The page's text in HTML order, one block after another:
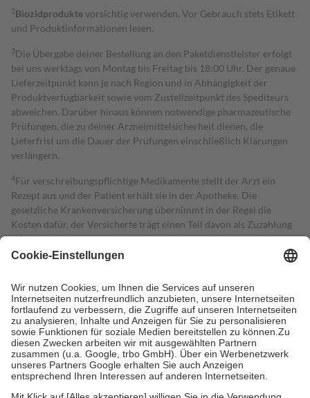
2Biozidproduktevorsichtig verwenden. Vor Gebrauch stets Etikett
und Produktinformationen lesen.
3Die Übergabe deiner Bestellung an den Paketdienstleister erfolgt
bei uns werktags von Montag bis Freitag bis 18:00 Uhr. Der genaue
Lieferzeitpunkt kann je nach Region und in Abhängigkeit der
Produktverfügbarkeit sowie vom Zustellzeitpunkt des Spediteurs
abweichen. Darüber hinaus können notwendige pharmazeutische
Prüfungen, die zu deiner Arzneimittelsicherheit dienen, die
Lieferfrist um die Dauer der Prüfungen einschließlich Klärungen
verlängern.
4Für verschreibungspflichtige Medikamente stellt der Arzt ein
Rezept aus und der Patient erhält sie in der Apotheke. Die
gesetzliche Krankenversicherung übernimmt in der Regel die
Kosten dafür, der Versicherte trägt einen Teil davon als Zuzahlung
mit.
Grundsätzlich leisten Mitglieder Zuzahlungen in Höhe von zehn
höchstens zehn Euro.
Es sind jedoch nie mehr als die tatsächlichen
Kosten der Leistung zu entrichten.
Diese Regeln gelten grundsätzlich auch für Online-Apotheken.
Bei Heilmitteln und häuslicher Krankenpflege beträgt die
Zuzahlung zehn Prozent der Kosten sowie zehn Euro je
Verordnung.
Um das Engagement der Versicherten für ihre eigene Gesundheit zu
stärken und die besondere Stellung der Familie zu unterstützen,